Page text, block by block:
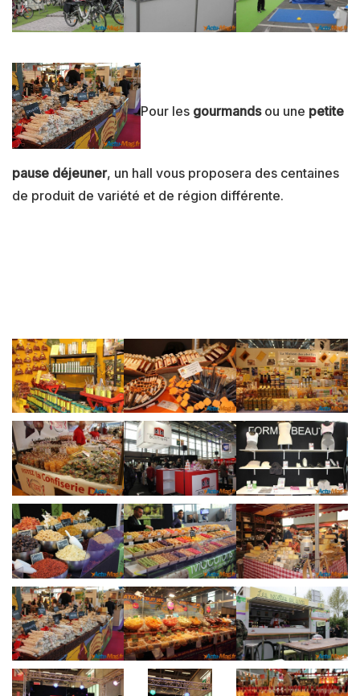
Pour les gourmandsou une petite
pause déjeuner, un hall vous proposera des centaines
de produit de variété et de région différente.